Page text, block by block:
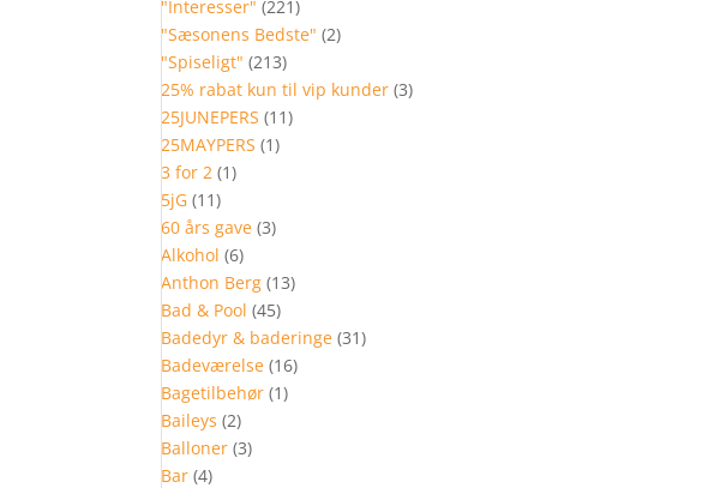
"Interesser" (221)
"Sæsonens Bedste" (2)
"Spiseligt" (213)
25% rabat kun til vip kunder (3)
25JUNEPERS (11)
25MAYPERS (1)
3 for 2 (1)
5jG (11)
60 års gave (3)
Alkohol (6)
Anthon Berg (13)
Bad & Pool (45)
Badedyr & baderinge (31)
Badeværelse (16)
Bagetilbehør (1)
Baileys (2)
Balloner (3)
Bar (4)